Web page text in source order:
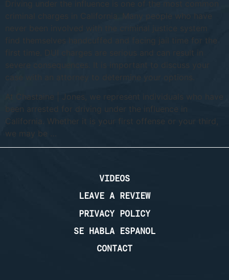
Driving under the influence is one of the most common
criminal charges in California. Many people who have
never been involved with the criminal justice system
find themselves handcuffed and facing jail time for the
first time. DUI charges are serious and can result in
severe consequences. It is important to discuss your
case with an attorney to determine your options.
At Chastaine | Jones, we represent individuals who have
been arrested for driving under the influence in
California. Whether it is your first offense or your third,
we may be …
VIDEOS
LEAVE A REVIEW
PRIVACY POLICY
SE HABLA ESPANOL
CONTACT